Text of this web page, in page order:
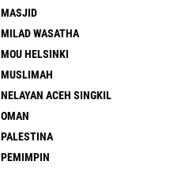
MASJID
MILAD WASATHA
MOU HELSINKI
MUSLIMAH
NELAYAN ACEH SINGKIL
OMAN
PALESTINA
PEMIMPIN